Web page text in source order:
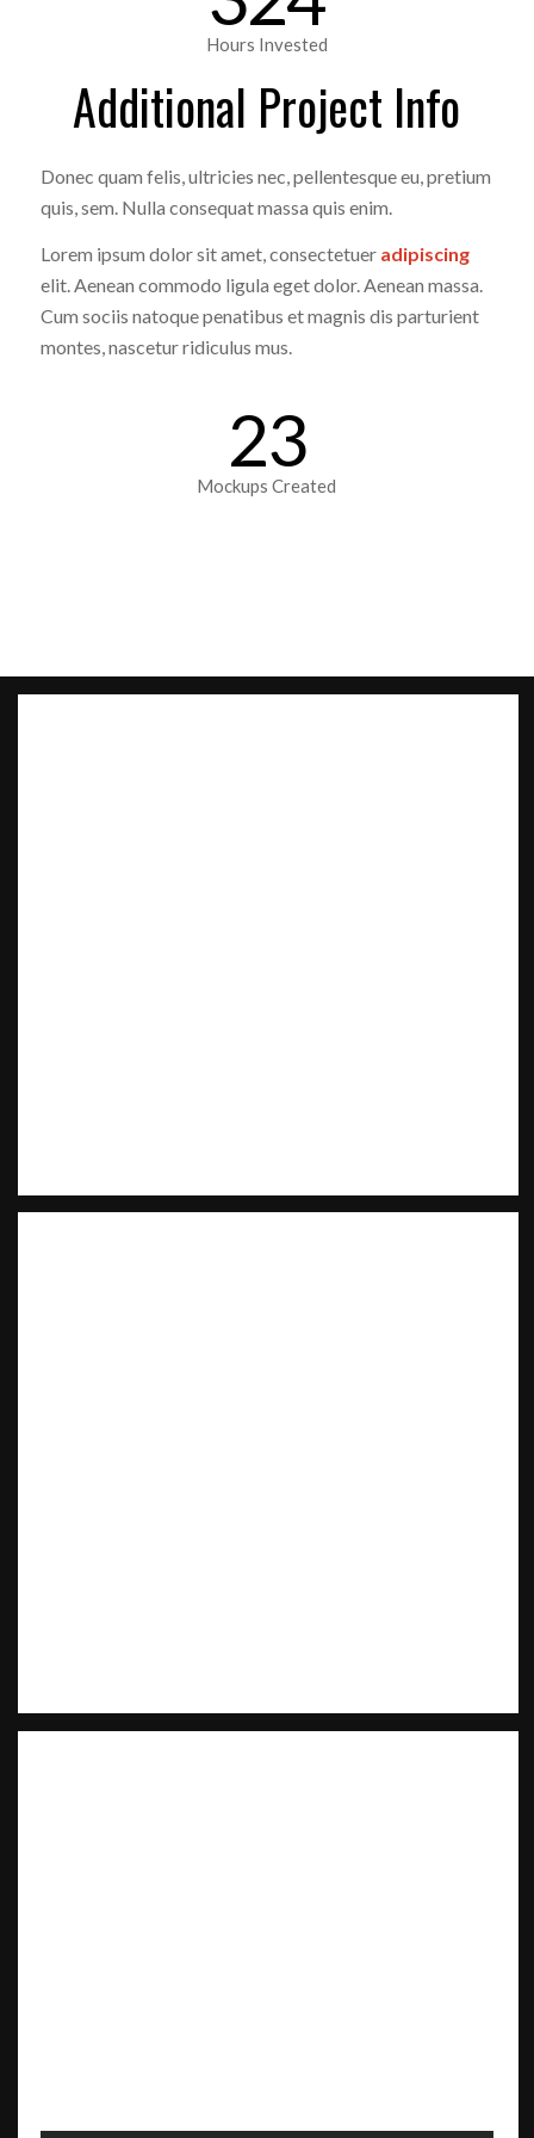
Hours Invested
Additional Project Info
Donec quam felis, ultricies nec, pellentesque eu, pretium
quis, sem. Nulla consequat massa quis enim.
Lorem ipsum dolor sit amet, consectetuer adipiscing
elit. Aenean commodo ligula eget dolor. Aenean massa.
Cum sociis natoque penatibus et magnis dis parturient
montes, nascetur ridiculus mus.
23
Mockups Created